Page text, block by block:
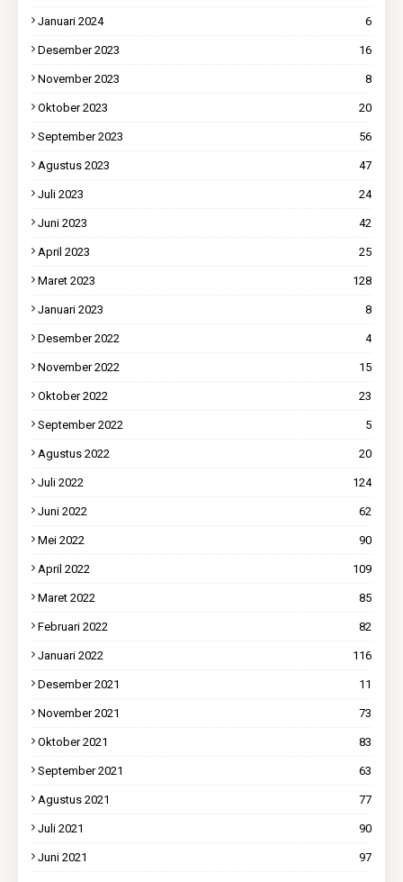
Januari 2024 6
Desember 2023 16
November 2023 8
Oktober 2023 20
September 2023 56
Agustus 2023 47
Juli 2023 24
Juni 2023 42
April 2023 25
Maret 2023 128
Januari 2023 8
Desember 2022 4
November 2022 15
Oktober 2022 23
September 2022 5
Agustus 2022 20
Juli 2022 124
Juni 2022 62
Mei 2022 90
April 2022 109
Maret 2022 85
Februari 2022 82
Januari 2022 116
Desember 2021 11
November 2021 73
Oktober 2021 83
September 2021 63
Agustus 2021 77
Juli 2021 90
Juni 2021 97